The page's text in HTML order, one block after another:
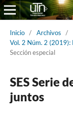
Inicio / Archivos
/
Vol. 2 Núm. 2 (2019):
Sección especial
SES Serie
juntos